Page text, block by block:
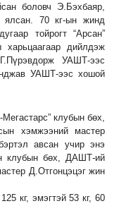
боловч Э.Бэхбаяр,
ялсан. 70 кг-ын жинд
тойрогт “Арсан”
дийлдэж
УАШТ-ээс
УАШТ-ээс хошой
клубын бөх,
хэмжээний мастер
авсан учир энэ
клубын бөх, ДАШТ-ий
Д.Отгонцэцэг жин
кг, эмэгтэй 53 кг, 60